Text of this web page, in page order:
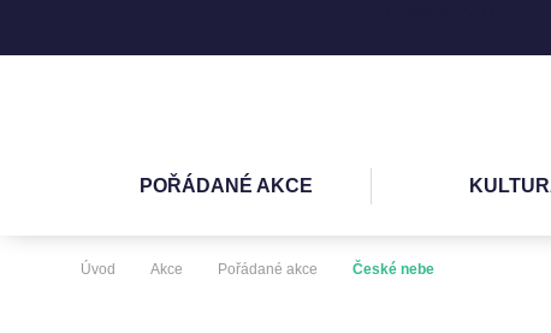
POŘÁDANÉ AKCE
Úvod Akce Pořádané akce České nebe